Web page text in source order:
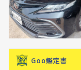
Goo鑑定書